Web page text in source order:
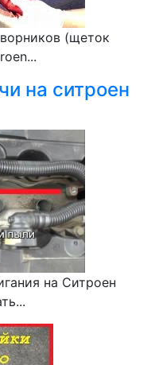
(щеток
на ситроен
на Ситроен